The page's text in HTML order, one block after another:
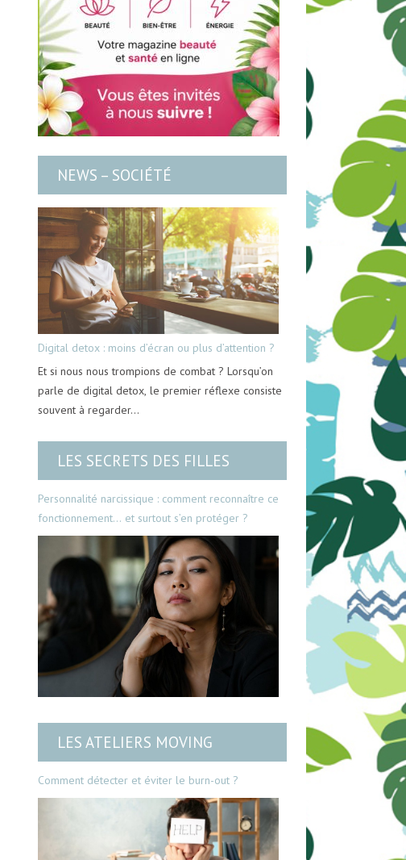
NEWS – SOCIÉTÉ
Digital detox : moins d’écran ou plus d’attention ?
Et si nous nous trompions de combat ? Lorsqu’on
parle de digital detox, le premier réflexe consiste
souvent à regarder…
LES SECRETS DES FILLES
Personnalité narcissique : comment reconnaître ce
fonctionnement… et surtout s’en protéger ?
LES ATELIERS MOVING
Comment détecter et éviter le burn-out ?